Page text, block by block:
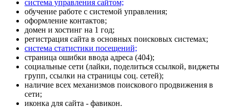
система управления сайтом;
обучение работе с системой управления;
оформление контактов;
домен и хостинг на 1 год;
регистрация сайта в основных поисковых системах;
система статистики посещений;
страница ошибки ввода адреса (404);
социальные сети (лайки, поделиться ссылкой, виджеты
групп, ссылки на страницы соц. сетей);
наличие всех механизмов поискового продвижения в
сети;
иконка для сайта - фавикон.